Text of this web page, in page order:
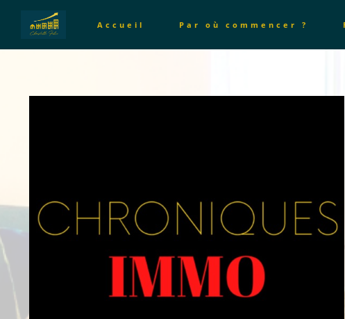
Accueil Par où commencer ?